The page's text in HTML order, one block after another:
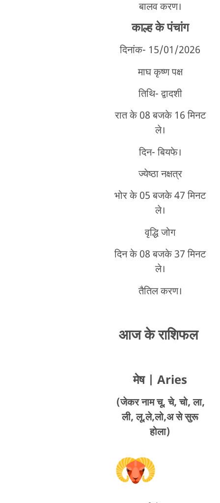
बालव करण।
काल्हके पंचांग
दिनांक- 15/01/2026
माघ कृष्ण पक्ष
तिथि- द्वादशी
रात के 08 बजके 16 मिनट
ले।
दिन- बियफे।
ज्येष्ठा नक्षत्र
भोर के 05 बजके 47 मिनट
ले।
वृद्धि जोग
दिन के 08 बजके 37 मिनट
ले।
तैतिल करण।
आज के राशिफल
मेष | Aries
(जेकर नाम चू, चे, चो, ला,
ली, लू,ले,लो,अ से सुरू
होला)